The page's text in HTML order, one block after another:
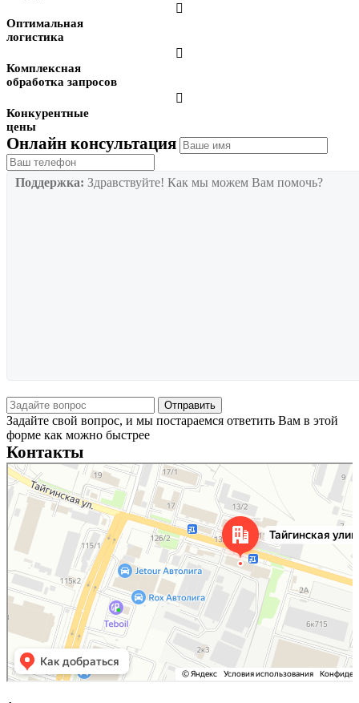

Оптимальная
логистика

Комплексная
обработка запросов

Конкурентные
цены
Онлайн консультация
Поддержка: Здравствуйте! Как мы можем Вам помочь?
Задайте свой вопрос, и мы постараемся ответить Вам в этой
форме как можно быстрее
Контакты
Новосибирск
Тайгинская улица, 2 на карте Новосибирска — Яндекс Карты